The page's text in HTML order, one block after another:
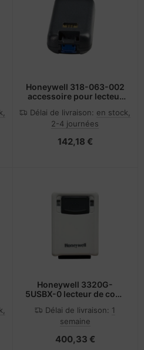
Honeywell 318-063-002
accessoire pour lecteur
Délai de livraison: en stock,
2-4 journées
142,18 €
Honeywell 3320G-
5USBX-0 lecteur de code
barre fixe 1D/2D Diode
photo Ivoire
Délai de livraison: 1
semaine
400,33 €